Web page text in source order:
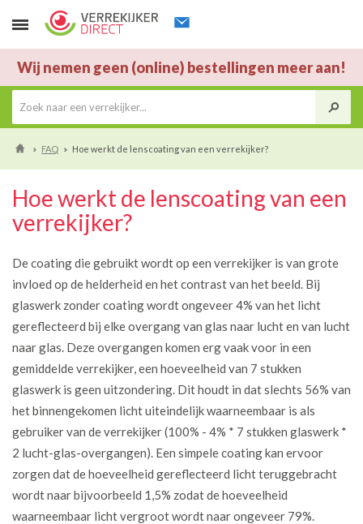
Wij nemen geen (online) bestellingen meer aan!
FAQ Hoe werkt de lenscoating van een verrekijker?
Hoe werkt de lenscoating van een
verrekijker?
De coating die gebruikt wordt op een verrekijker is van grote
invloed op de helderheid en het contrast van het beeld. Bij
glaswerk zonder coating wordt ongeveer 4% van het licht
gereflecteerd bij elke overgang van glas naar lucht en van lucht
naar glas. Deze overgangen komen erg vaak voor in een
gemiddelde verrekijker, een hoeveelheid van 7 stukken
glaswerk is geen uitzondering. Dit houdt in dat slechts 56% van
het binnengekomen licht uiteindelijk waarneembaar is als
gebruiker van de verrekijker (100% - 4% * 7 stukken glaswerk *
2 lucht-glas-overgangen). Een simpele coating kan ervoor
zorgen dat de hoeveelheid gereflecteerd licht teruggebracht
wordt naar bijvoorbeeld 1,5% zodat de hoeveelheid
waarneembaar licht vergroot wordt naar ongeveer 79%.